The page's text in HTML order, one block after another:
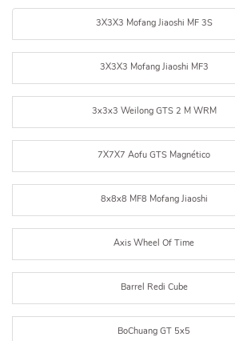
3X3X3 Mofang Jiaoshi MF 3S
3X3X3 Mofang Jiaoshi MF3
3x3x3 Weilong GTS 2 M WRM
7X7X7 Aofu GTS Magnético
8x8x8 MF8 Mofang Jiaoshi
Axis Wheel Of Time
Barrel Redi Cube
BoChuang GT 5x5